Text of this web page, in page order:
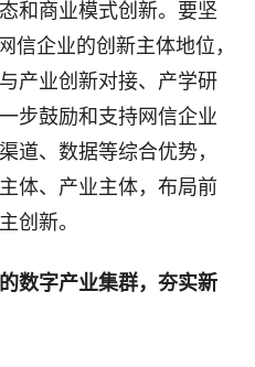
和商业模式创新。要坚
信企业的创新主体地位，
产业创新对接、产学研
步鼓励和支持网信企业
道、数据等综合优势，
体、产业主体，布局前
创新。
数字产业集群，夯实新